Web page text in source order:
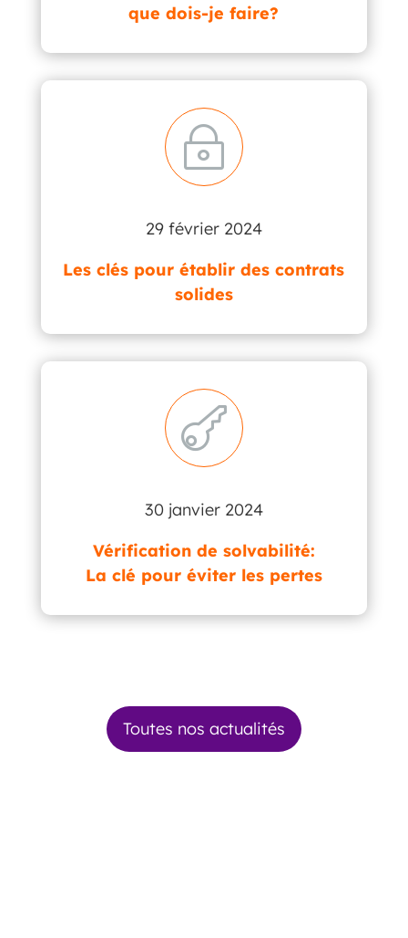
que dois-je faire?
~
29 février 2024
Les clés pour établir des contrats
solides

30 janvier 2024
Vérification de solvabilité:
La clé pour éviter les pertes
Toutes nos actualités